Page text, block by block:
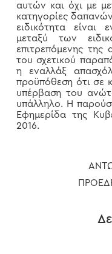
αυτών και όχι με
κατηγορίες
ειδικότητα είναι
μεταξύ των
επιτρεπόμενης
του σχετικού
η εναλλάξ
προϋπόθεση ότι σε
υπέρβαση του
υπάλληλο. Η
Εφημερίδα της
2016.